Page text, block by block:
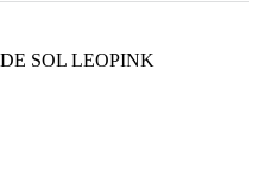
SOL LEOPINK